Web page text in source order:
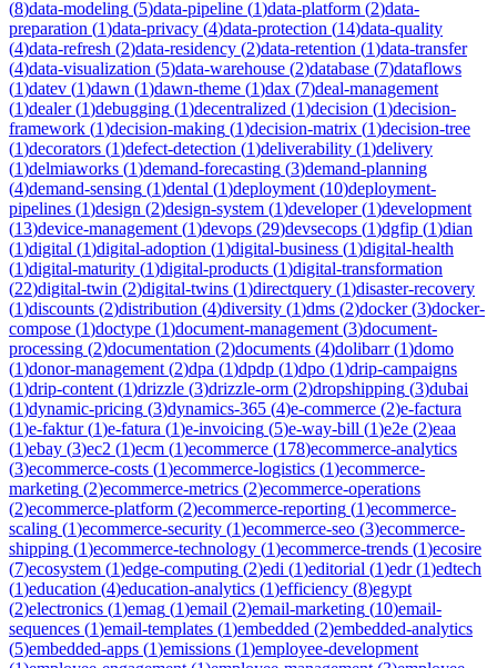
(8)data-modeling (5)data-pipeline (1)data-platform (2)data-
preparation (1)data-privacy (4)data-protection (14)data-quality
(4)data-refresh (2)data-residency (2)data-retention (1)data-transfer
(4)data-visualization (5)data-warehouse (2)database (7)dataflows
(1)datev (1)dawn (1)dawn-theme (1)dax (7)deal-management
(1)dealer(1)debugging (1)decentralized (1)decision (1)decision-
framework (1)decision-making (1)decision-matrix (1)decision-tree
(1)decorators (1)defect-detection (1)deliverability (1)delivery
(1)delmiaworks (1)demand-forecasting (3)demand-planning
(4)demand-sensing (1)dental (1)deployment (10)deployment-
pipelines (1)design (2)design-system (1)developer(1)development
(13)device-management (1)devops (29)devsecops (1)dgfip (1)dian
(1)digital (1)digital-adoption (1)digital-business (1)digital-health
(1)digital-maturity (1)digital-products (1)digital-transformation
(22)digital-twin (2)digital-twins (1)directquery (1)disaster-recovery
(1)discounts (2)distribution (4)diversity (1)dms (2)docker(3)docker-
compose (1)doctype (1)document-management (3)document-
processing (2)documentation (2)documents (4)dolibarr(1)domo
(1)donor-management (2)dpa (1)dpdp (1)dpo (1)drip-campaigns
(1)drip-content (1)drizzle (3)drizzle-orm (2)dropshipping (3)dubai
(1)dynamic-pricing (3)dynamics-365 (4)e-commerce (2)e-factura
(1)e-faktur(1)e-fatura (1)e-invoicing (5)e-way-bill (1)e2e (2)eaa
(1)ebay (3)ec2 (1)ecm (1)ecommerce (178)ecommerce-analytics
(3)ecommerce-costs (1)ecommerce-logistics (1)ecommerce-
marketing (2)ecommerce-metrics (2)ecommerce-operations
(2)ecommerce-platform (2)ecommerce-reporting (1)ecommerce-
scaling (1)ecommerce-security (1)ecommerce-seo (3)ecommerce-
shipping (1)ecommerce-technology (1)ecommerce-trends (1)ecosire
(7)ecosystem (1)edge-computing (2)edi (1)editorial (1)edr(1)edtech
(1)education (4)education-analytics (1)efficiency (8)egypt
(2)electronics (1)emag (1)email (2)email-marketing (10)email-
sequences (1)email-templates (1)embedded (2)embedded-analytics
(5)embedded-apps (1)emissions (1)employee-development